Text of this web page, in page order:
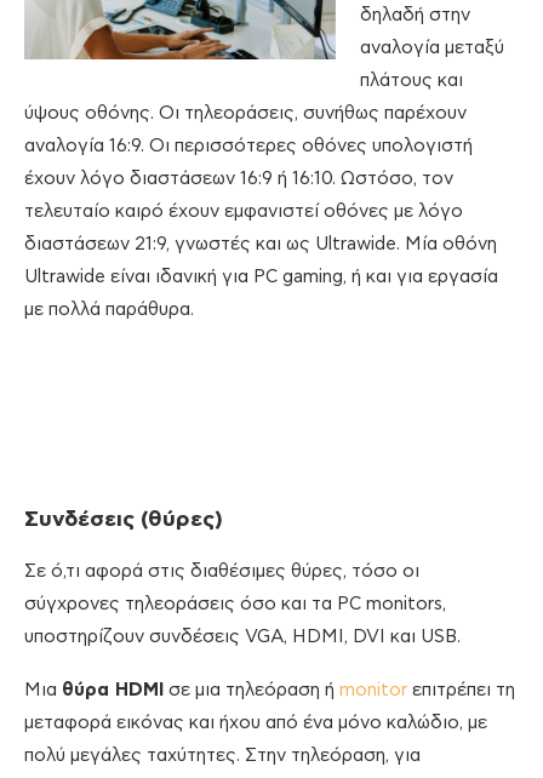
δηλαδή στην
αναλογία μεταξύ
πλάτους και
ύψους οθόνης. Οι τηλεοράσεις, συνήθως παρέχουν
αναλογία 16:9. Οι περισσότερες οθόνες υπολογιστή
έχουν λόγο διαστάσεων 16:9 ή 16:10. Ωστόσο, τον
τελευταίο καιρό έχουν εμφανιστεί οθόνες με λόγο
διαστάσεων 21:9, γνωστές και ως Ultrawide. Μία οθόνη
Ultrawide είναι ιδανική για PC gaming, ή και για εργασία
με πολλά παράθυρα.
Συνδέσεις (θύρες)
Σε ό,τι αφορά στις διαθέσιμες θύρες, τόσο οι
σύγχρονες τηλεοράσεις όσο και τα PC monitors,
υποστηρίζουν συνδέσεις VGA, HDMI, DVI και USB.
Μια θύρα HDMI σε μια τηλεόραση ή monitor επιτρέπει τη
μεταφορά εικόνας και ήχου από ένα μόνο καλώδιο, με
πολύ μεγάλες ταχύτητες. Στην τηλεόραση, για